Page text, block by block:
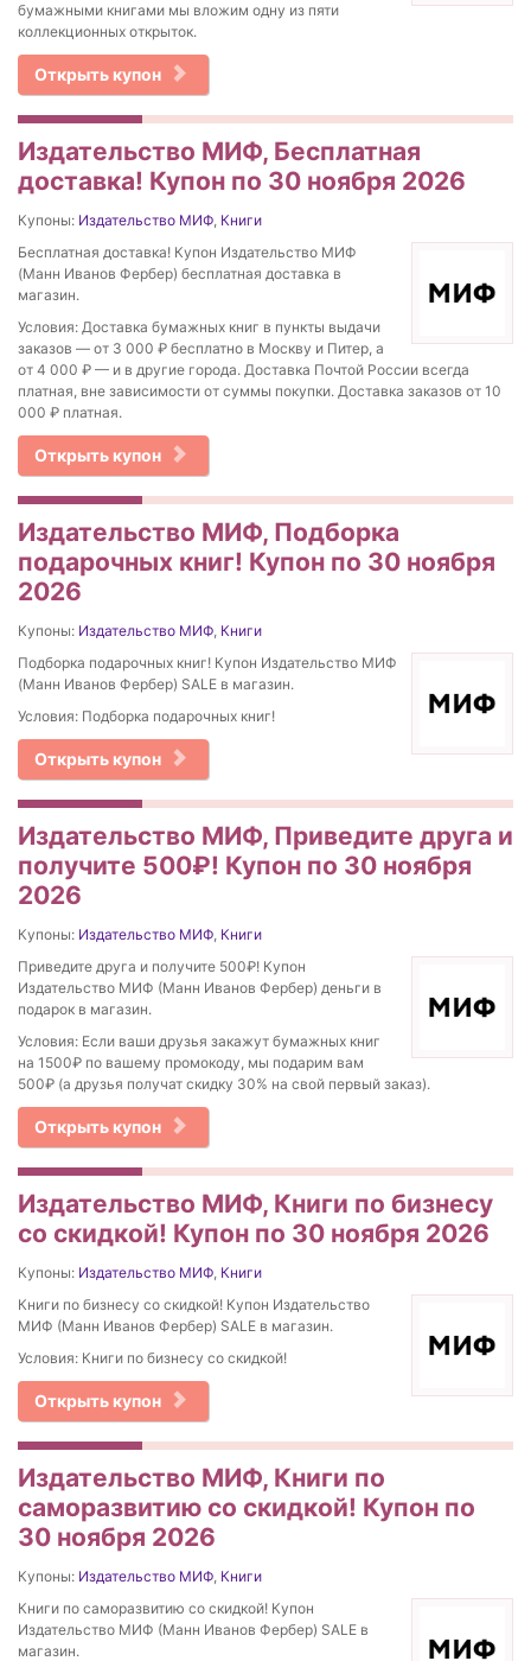
бумажными книгами мы вложим одну из пяти
коллекционных открыток.
Открыть купон
Издательство МИФ, Бесплатная
доставка! Купон по 30 ноября 2026
Купоны: Издательство МИФ, Книги
Бесплатная доставка! Купон Издательство МИФ
(Манн Иванов Фербер) бесплатная доставка в
магазин.
Условия: Доставка бумажных книг в пункты выдачи
заказов — от 3 000 ₽ бесплатно в Москву и Питер, а
от 4 000 ₽ — и в другие города. Доставка Почтой России всегда
платная, вне зависимости от суммы покупки. Доставка заказов от 10
000 ₽ платная.
Открыть купон
Издательство МИФ, Подборка
подарочных книг! Купон по 30 ноября
2026
Купоны: Издательство МИФ, Книги
Подборка подарочных книг! Купон Издательство МИФ
(Манн Иванов Фербер) SALE в магазин.
Условия: Подборка подарочных книг!
Открыть купон
Издательство МИФ, Приведите друга и
получите 500₽! Купон по 30 ноября
2026
Купоны: Издательство МИФ, Книги
Приведите друга и получите 500₽! Купон
Издательство МИФ (Манн Иванов Фербер) деньги в
подарок в магазин.
Условия: Если ваши друзья закажут бумажных книг
на 1500₽ по вашему промокоду, мы подарим вам
500₽ (а друзья получат скидку 30% на свой первый заказ).
Открыть купон
Издательство МИФ, Книги по бизнесу
со скидкой! Купон по 30 ноября 2026
Купоны: Издательство МИФ, Книги
Книги по бизнесу со скидкой! Купон Издательство
МИФ (Манн Иванов Фербер) SALE в магазин.
Условия: Книги по бизнесу со скидкой!
Открыть купон
Издательство МИФ, Книги по
саморазвитию со скидкой! Купон по
30 ноября 2026
Купоны: Издательство МИФ, Книги
Книги по саморазвитию со скидкой! Купон
Издательство МИФ (Манн Иванов Фербер) SALE в
магазин.